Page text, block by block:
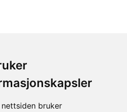
nettsiden bruker